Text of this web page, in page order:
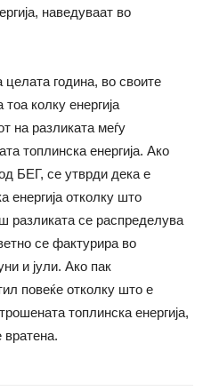
наведуваат во
година, во своите
колку енергија
на разликата меѓу
топлинска енергија. Ако
БЕГ, се утврди дека е
енергија отколку што
разликата се распределува
се фактурира во
и јули. Ако пак
повеќе отколку што е
топлинска енергија,
вратена.